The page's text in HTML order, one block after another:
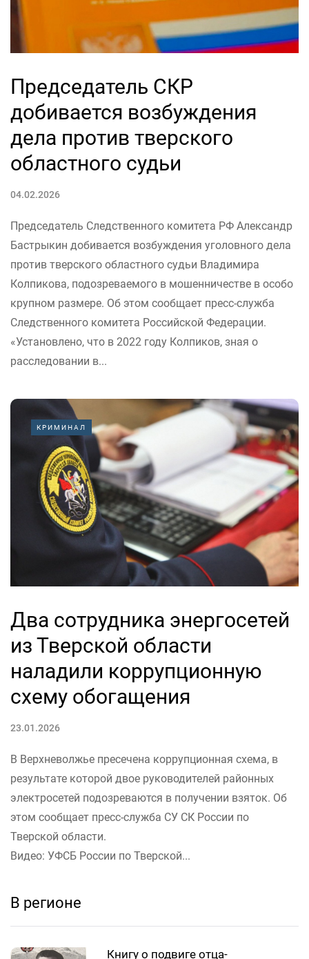
Председатель СКР
добивается возбуждения
дела против тверского
областного судьи
04.02.2026
Председатель Следственного комитета РФ Александр
Бастрыкин добивается возбуждения уголовного дела
против тверского областного судьи Владимира
Колпикова, подозреваемого в мошенничестве в особо
крупном размере. Об этом сообщает пресс-служба
Следственного комитета Российской Федерации.
«Установлено, что в 2022 году Колпиков, зная о
расследовании в...
КРИМИНАЛ
Два сотрудника энергосетей
из Тверской области
наладили коррупционную
схему обогащения
23.01.2026
В Верхневолжье пресечена коррупционная схема, в
результате которой двое руководителей районных
электросетей подозреваются в получении взяток. Об
этом сообщает пресс-служба СУ СК России по
Тверской области.
Видео: УФСБ России по Тверской...
В регионе
Книгу о подвиге отца-